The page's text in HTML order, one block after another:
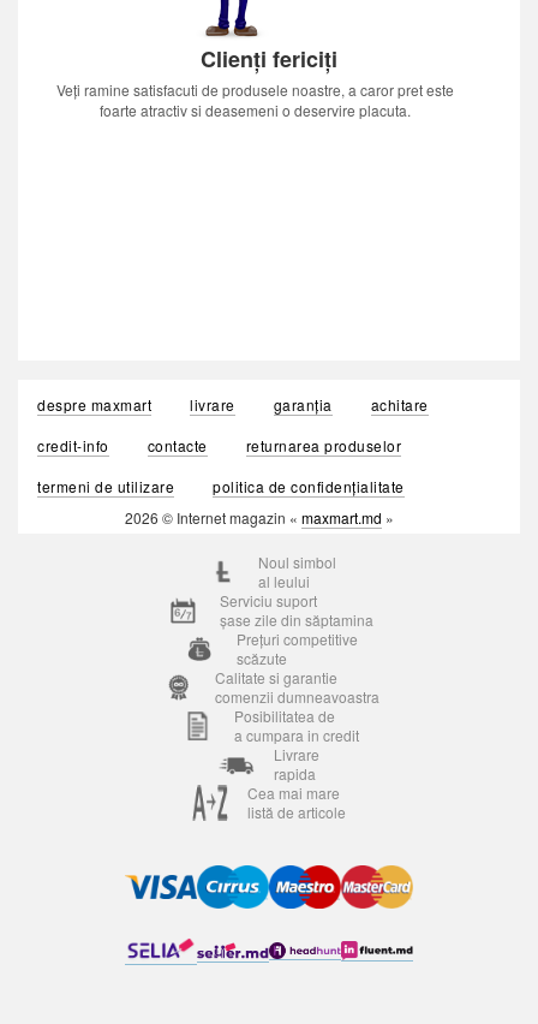
Clienți fericiți
Veți ramine satisfacuti de produsele noastre, a caror pret este
foarte atractiv si deasemeni o deservire placuta.
despre maxmart livrare garanția
achitare
credit-info
contacte
returnarea produselor
termeni de utilizare
politica de confidențialitate
2026 © Internet magazin « maxmart.md »
Noul simbol
al leului
Serviciu suport
șase zile din săptamina
Prețuri competitive
scăzute
Calitate si garantie
comenzii dumneavoastra
Posibilitatea de
a cumpara in credit
Livrare
rapida
Cea mai mare
listă de articole